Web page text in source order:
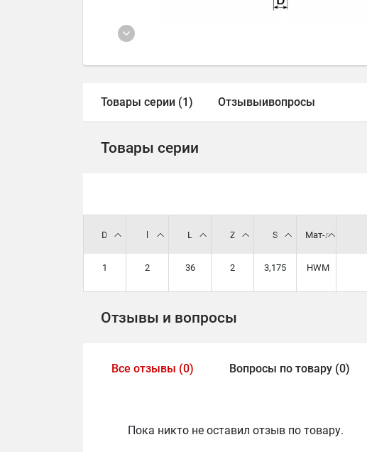
Товары серии (1) Отзывыивопросы
Товары серии
D
1
l
2
L
36
Z
2
S
3,175
Мат-л
HWM
Отзывы и вопросы
Все отзывы (0) Вопросы по товару (0)
Пока никто не оставил отзыв по товару.